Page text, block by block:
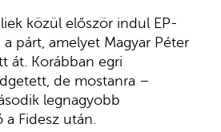
közül először indul EP-
a párt, amelyet Magyar Péter
át. Korábban egri
de mostanra –
legnagyobb
a Fidesz után.